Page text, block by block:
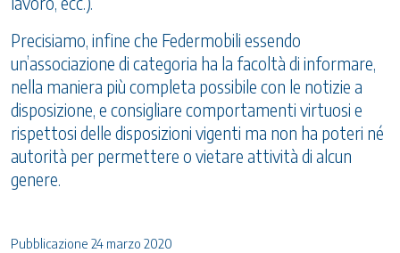
Precisiamo, infine che Federmobili essendo
un’associazione di categoria ha la facoltà di informare,
nella maniera più completa possibile con le notizie a
disposizione, e consigliare comportamenti virtuosi e
rispettosi delle disposizioni vigenti ma non ha poteri né
autorità per permettere o vietare attività di alcun
genere.
Pubblicazione 24 marzo 2020